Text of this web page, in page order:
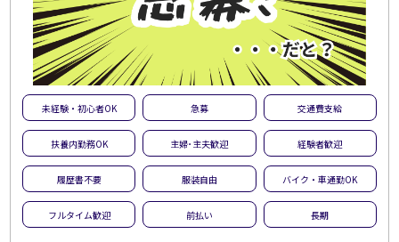
未経験・初心者OK 急募 交通費支給
扶養内勤務OK 主婦･主夫歓迎 経験者歓迎
履歴書不要 服装自由 バイク・車通勤OK
フルタイム歓迎 前払い 長期